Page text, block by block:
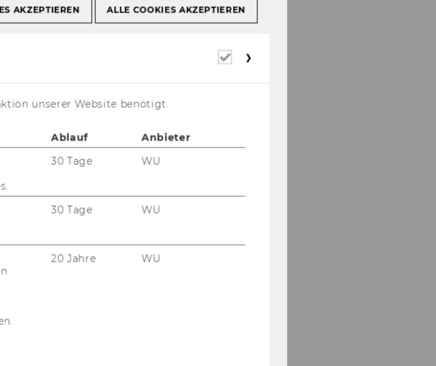
AKZEPTIEREN ALLE COOKIES AKZEPTIEREN
Erforderliche
unserer Website benötigt.
Ablauf
Anbieter
30 Tage WU
30 Tage WU
20 Jahre WU